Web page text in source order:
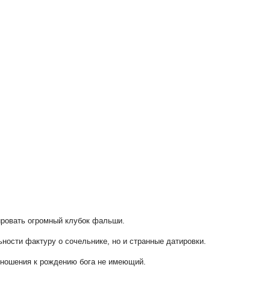
огромный клубок фальши.
фактуру о сочельнике, но и странные датировки.
к рождению бога не имеющий.